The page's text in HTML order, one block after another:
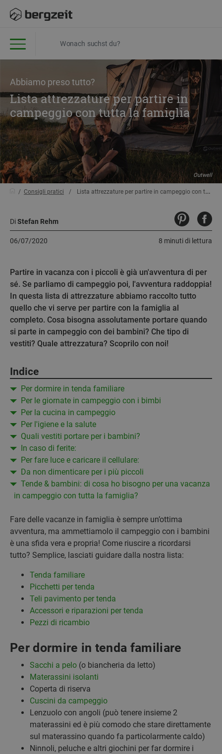
Abbiamo preso tutto?
Lista attrezzature per partire in
campeggio con tutta la famiglia
Outwell
Consigli pratici Lista attrezzature per partire in campeggio con tutta la famiglia
DiStefan Rehm
8 minuti di lettura
06/07/2020
Partire in vacanza con i piccoli è già un'avventura di per
sé. Se parliamo di campeggio poi, l'avventura raddoppia!
In questa lista di attrezzature abbiamo raccolto tutto
quello che vi serve per partire con la famiglia al
completo. Cosa bisogna assolutamente portare quando
si parte in campeggio con dei bambini? Che tipo di
vestiti? Quale attrezzatura? Scoprilo con noi!
Indice
Per dormire in tenda familiare
Per le giornate in campeggio con i bimbi
Per la cucina in campeggio
Per l'igiene e la salute
Quali vestiti portare per i bambini?
In caso di ferite:
Per fare luce e caricare il cellulare:
Da non dimenticare per i più piccoli
Tende & bambini: di cosa ho bisogno per una vacanza
in campeggio con tutta la famiglia?
Fare delle vacanze in famiglia è sempre un’ottima
avventura, ma ammettiamolo il campeggio con i bambini
è una sfida vera e propria! Come riuscire a ricordarsi
tutto? Semplice, lasciati guidare dalla nostra lista:
Tenda familiare
Picchetti per tenda
Teli pavimento per tenda
Accessori e riparazioni per tenda
Pezzi di ricambio
Per dormire in tenda familiare
Sacchi a pelo (o biancheria da letto)
Materassini isolanti
Coperta di riserva
Cuscini da campeggio
Lenzuolo con angoli (può tenere insieme 2
materassini ed è più comodo che stare direttamente
sul materassino quando fa particolarmente caldo)
Ninnoli, peluche e altri giochini per far dormire i